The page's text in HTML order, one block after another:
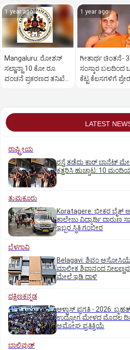
1 year ago
Mangaluru: ರೋಶನ್‌
ಸಲ್ಡಾನ್ಹಾ 10 ಕೋ.ರೂ.
ವಂಚನೆ ಪ್ರಕರಣದ ತನಿಖೆ
1 year ago
ಗೀತಾರ್ಥ ಚಿಂತನೆ-
ಸಂಸ್ಕಾರ ಬಲದಿಂದ
ಕೆಟ್ಟ ಕೆಲಸಗಳಿಗೆ
LATEST
ರಾಷ್ಟ್ರೀಯ
ರಸ್ತೆ ತಡೆದು ಕಾರ್ ಬಾನೆಟ್
ಕತ್ತರಿಸಿ ಹುಚ್ಚಾಟ: 10
ತುಮಕೂರು
Koratagere: ಭೀಕರ ಬೈಕ್
ಕಾಲೇಜು ವಿದ್ಯಾರ್ಥಿ ದಾರುಣ
ಇಬ್ಬರ ಸ್ಥಿತಿ ಗಂಭೀರ
ಬೆಳಗಾವಿ
Belagavi: ಶಿವಂ
ಮಾಲೀಕ ಶಿವಾನಂದ
ಮೇಲೆ ಇಡಿ‌ ದಾಳಿ
ದಕ್ಷಿಣಕನ್ನಡ
ಆಳ್ವಾಸ್‌ ಪ್ರಗತಿ - 2026:
ಉದ್ಯೋಗ ಮೇಳದ ಮೊದಲ
ಅಮೋಘ ಪ್ರತಿಕ್ರಿಯೆ
ಬಾಲಿವುಡ್‌